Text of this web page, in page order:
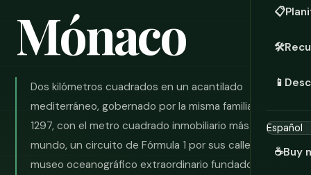
📋
🛠️
📱
☕Buy
Mónaco
Dos kilómetros cuadrados en un acantilado
mediterráneo, gobernado por la misma familia desde
1297, con el metro cuadrado inmobiliario más caro del
mundo, un circuito de Fórmula 1 por sus calles, un
museo oceanográfico extraordinario fundado por un